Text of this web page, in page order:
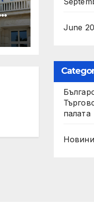
June
палaта
Новини